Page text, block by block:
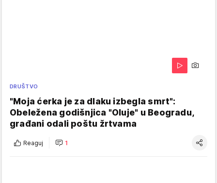
DRUŠTVO
"Moja ćerka je za dlaku izbegla smrt":
Obeležena godišnjica "Oluje" u Beogradu,
građani odali poštu žrtvama
Reaguj 1